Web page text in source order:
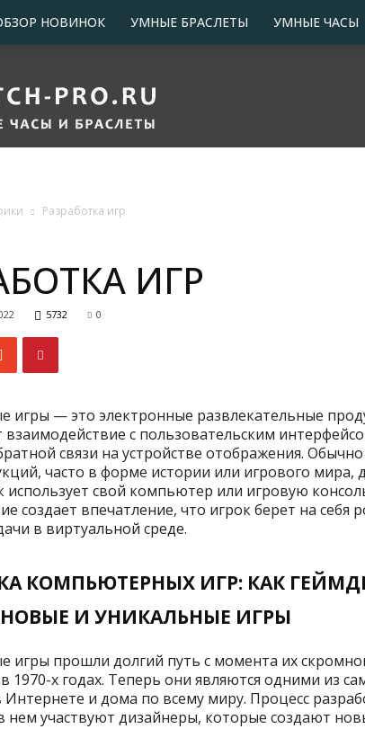
НОВИНОК УМНЫЕ БРАСЛЕТЫ УМНЫЕ ЧАСЫ
Разработка игр
ИГР
5732 0
игры — это электронные развлекательные
с пользовательским
связи на устройстве отображения. Обычно
часто в форме истории или игрового мира,
использует свой компьютер или игровую
создает впечатление, что игрок берет на себя
в виртуальной среде.
КОМПЬЮТЕРНЫХ ИГР: КАК
И УНИКАЛЬНЫЕ ИГРЫ
игры прошли долгий путь с момента их
1970-х годах. Теперь они являются одними из
Интернете и дома по всему миру. Процесс
нем участвуют дизайнеры, которые создают